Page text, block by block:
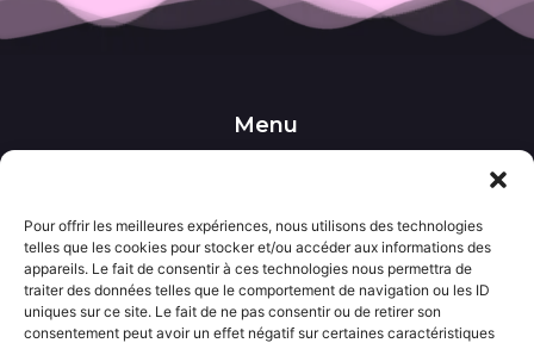
Pour offrir les meilleures expériences, nous utilisons des technologies
telles que les cookies pour stocker et/ou accéder aux informations des
appareils. Le fait de consentir à ces technologies nous permettra de
traiter des données telles que le comportement de navigation ou les ID
uniques sur ce site. Le fait de ne pas consentir ou de retirer son
consentement peut avoir un effet négatif sur certaines caractéristiques
Menu
••• Accueil
••• Wishlist
••• Actualités
Informations